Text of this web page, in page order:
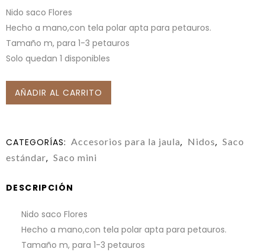
Nido saco Flores
Hecho a mano,con tela polar apta para petauros.
Tamaño m, para 1-3 petauros
Solo quedan 1 disponibles
AÑADIR AL CARRITO
CATEGORÍAS: Accesorios para la jaula, Nidos, Saco
estándar, Saco mini
DESCRIPCIÓN
Nido saco Flores
Hecho a mano,con tela polar apta para petauros.
Tamaño m, para 1-3 petauros